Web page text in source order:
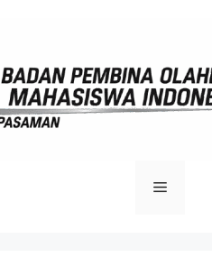
Menu